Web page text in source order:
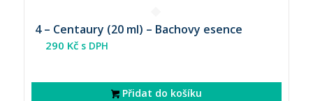
4 – Centaury (20 ml) – Bachovy esence
290 Kč s DPH
Přidat do košíku